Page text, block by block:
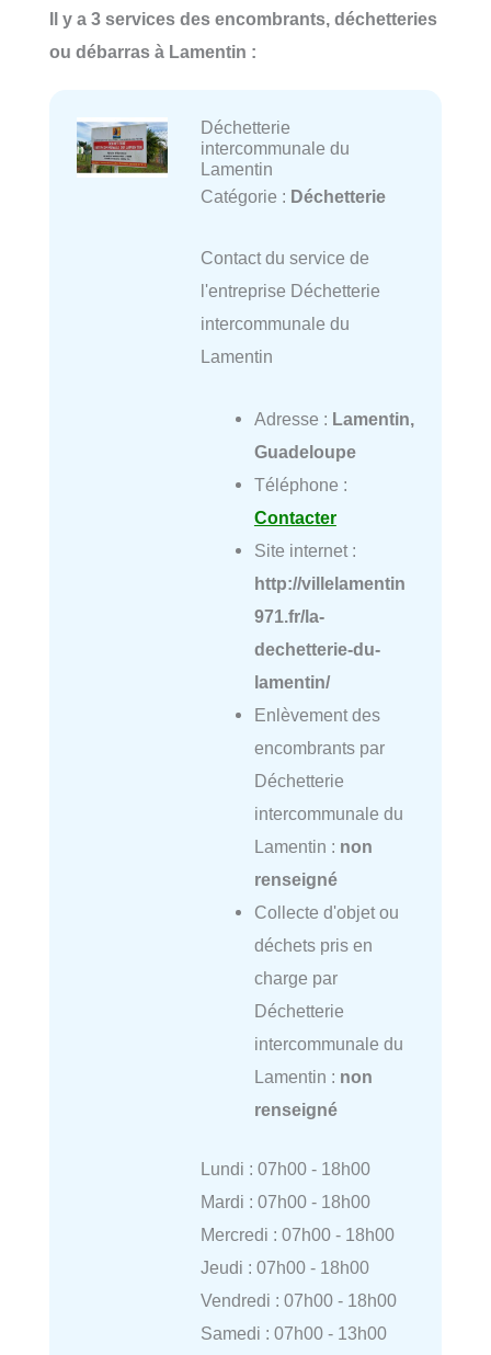
Il y a 3 services des encombrants, déchetteries
ou débarras à Lamentin :
Déchetterie
intercommunale du
Lamentin
Catégorie : Déchetterie
Contact du service de
l'entreprise Déchetterie
intercommunale du
Lamentin
Adresse : Lamentin,
Guadeloupe
Téléphone :
Contacter
Site internet :
http://villelamentin
971.fr/la-
dechetterie-du-
lamentin/
Enlèvement des
encombrants par
Déchetterie
intercommunale du
Lamentin : non
renseigné
Collecte d'objet ou
déchets pris en
charge par
Déchetterie
intercommunale du
Lamentin : non
renseigné
Lundi : 07h00 - 18h00
Mardi : 07h00 - 18h00
Mercredi : 07h00 - 18h00
Jeudi : 07h00 - 18h00
Vendredi : 07h00 - 18h00
Samedi : 07h00 - 13h00